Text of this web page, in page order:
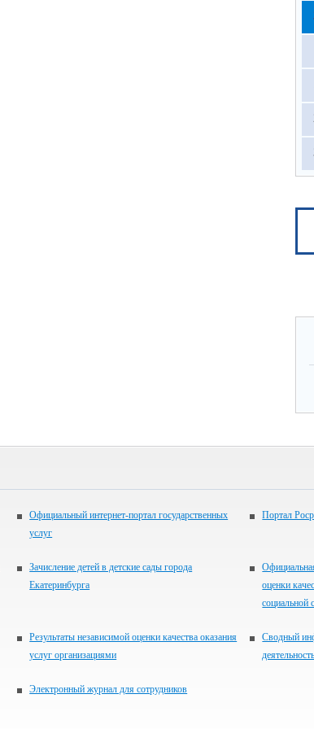
Официальный интернет-портал государственных
услуг
Портал
Зачисление детей в детские сады города
Екатеринбурга
оценки
социальной
Результаты независимой оценки качества оказания
услуг организациями
Сводный
Электронный журнал для сотрудников